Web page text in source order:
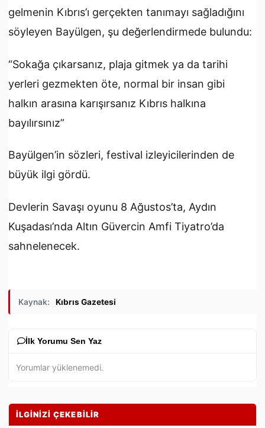
gelmenin Kıbrıs’ı gerçekten tanımayı sağladığını
söyleyen Bayülgen, şu değerlendirmede bulundu:
“Sokağa çıkarsanız, plaja gitmek ya da tarihi
yerleri gezmekten öte, normal bir insan gibi
halkın arasına karışırsanız Kıbrıs halkına
bayılırsınız”
Bayülgen’in sözleri, festival izleyicilerinden de
büyük ilgi gördü.
Devlerin Savaşı oyunu 8 Ağustos’ta, Aydın
Kuşadası’nda Altın Güvercin Amfi Tiyatro’da
sahnelenecek.
Kaynak: Kıbrıs Gazetesi
İlk Yorumu Sen Yaz
Yorumlar yüklenemedi.
İLGİNİZİ ÇEKEBİLİR